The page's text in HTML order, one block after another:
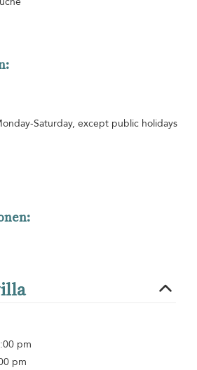
Saturday, except public holidays
pm
pm